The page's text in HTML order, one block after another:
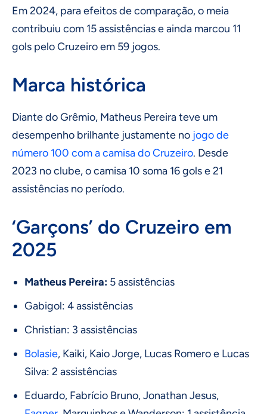
Em 2024, para efeitos de comparação, o meia
contribuiu com 15 assistências e ainda marcou 11
gols pelo Cruzeiro em 59 jogos.
Marca histórica
Diante do Grêmio, Matheus Pereira teve um
desempenho brilhante justamente no jogo de
número 100 com a camisa do Cruzeiro. Desde
2023 no clube, o camisa 10 soma 16 gols e 21
assistências no período.
‘Garçons’ do Cruzeiro em
2025
Matheus Pereira: 5 assistências
Gabigol: 4 assistências
Christian: 3 assistências
Bolasie, Kaiki, Kaio Jorge, Lucas Romero e Lucas
Silva: 2 assistências
Eduardo, Fabrício Bruno, Jonathan Jesus,